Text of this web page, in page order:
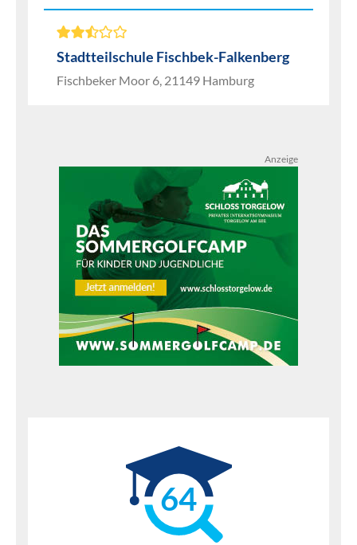
Stadtteilschule Fischbek-Falkenberg
Fischbeker Moor 6, 21149 Hamburg
Anzeige
64